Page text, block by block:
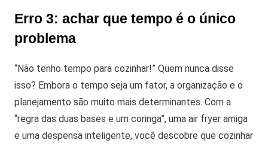
Erro 3: achar que tempo é o único
problema
“Não tenho tempo para cozinhar!” Quem nunca disse
isso? Embora o tempo seja um fator, a organização e o
planejamento são muito mais determinantes. Com a
“regra das duas bases e um coringa”, uma air fryer amiga
e uma despensa inteligente, você descobre que cozinhar